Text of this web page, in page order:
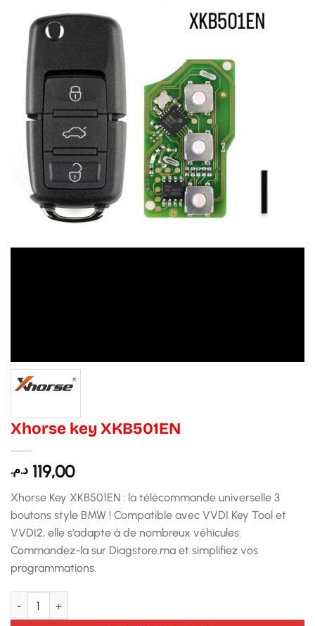
Xhorse key XKB501EN
119,00 د.م.
Xhorse Key XKB501EN : la télécommande universelle 3
boutons style BMW ! Compatible avec VVDI Key Tool et
VVDI2, elle s’adapte à de nombreux véhicules.
Commandez-la sur Diagstore.ma et simplifiez vos
programmations.
quantité de Xhorse key XKB501EN